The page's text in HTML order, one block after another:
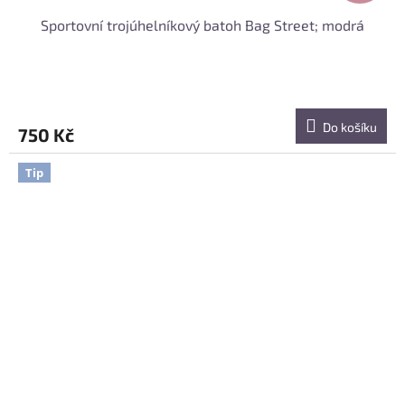
Sportovní trojúhelníkový batoh Bag Street; modrá
750 Kč Do košíku
Tip